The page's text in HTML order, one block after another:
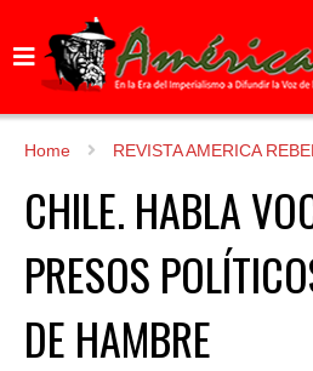
Home REVISTA AMERICA
CHILE. HABLA
PRESOS
DE HAMBRE